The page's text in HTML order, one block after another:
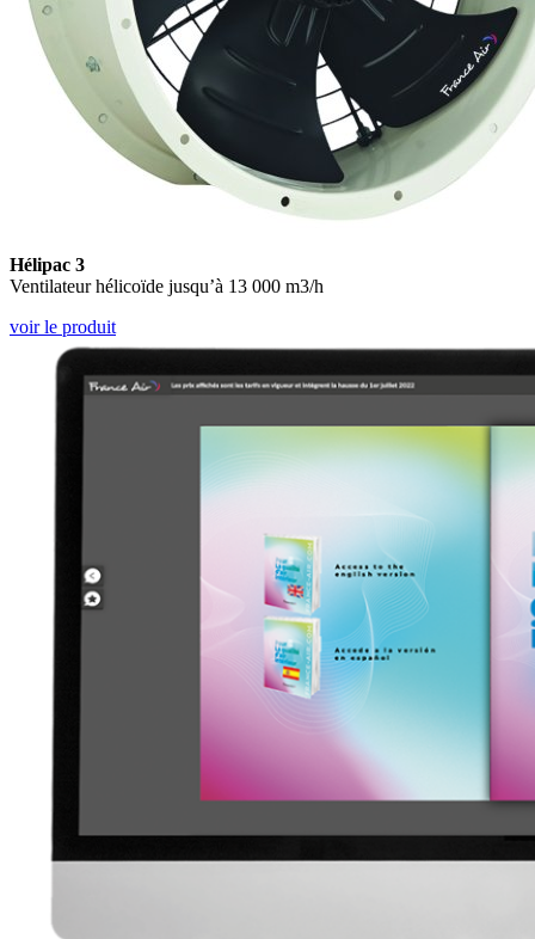
Hélipac 3
Ventilateur hélicoïde jusqu’à 13 000 m3/h
voir le produit